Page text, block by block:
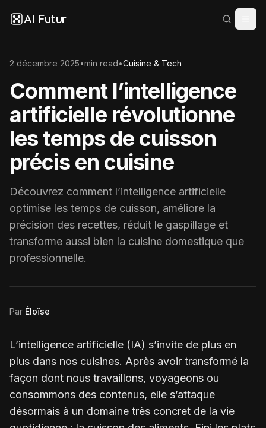
AI Futur
2 décembre 2025•min read•Cuisine & Tech
Comment l’intelligence
artificielle révolutionne
les temps de cuisson
précis en cuisine
Découvrez comment l’intelligence artificielle
optimise les temps de cuisson, améliore la
précision des recettes, réduit le gaspillage et
transforme aussi bien la cuisine domestique que
professionnelle.
Par Éloïse
L’intelligence artificielle (IA) s’invite de plus en
plus dans nos cuisines. Après avoir transformé la
façon dont nous travaillons, voyageons ou
consommons des contenus, elle s’attaque
désormais à un domaine très concret de la vie